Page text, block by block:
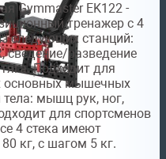
Gymmaster EK122 -
тренажер с 4
следующих станций:
сведение/разведение
Подходит для
основных мышечных
тела: мышц рук, ног,
для спортсменов
4 стека имеют
кг, с шагом 5 кг.